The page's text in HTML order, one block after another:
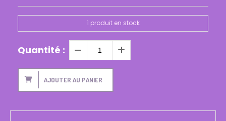
1 produit en stock
Quantité :
AJOUTER AU PANIER